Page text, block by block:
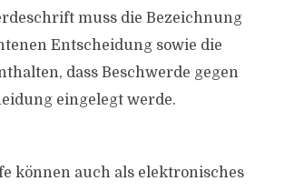
muss die Bezeichnung
Entscheidung sowie die
dass Beschwerde gegen
eingelegt werde.
können auch als elektronisches